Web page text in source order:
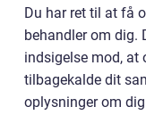
Du har ret til at få
behandler om dig.
indsigelse mod, at
tilbagekalde dit
oplysninger om